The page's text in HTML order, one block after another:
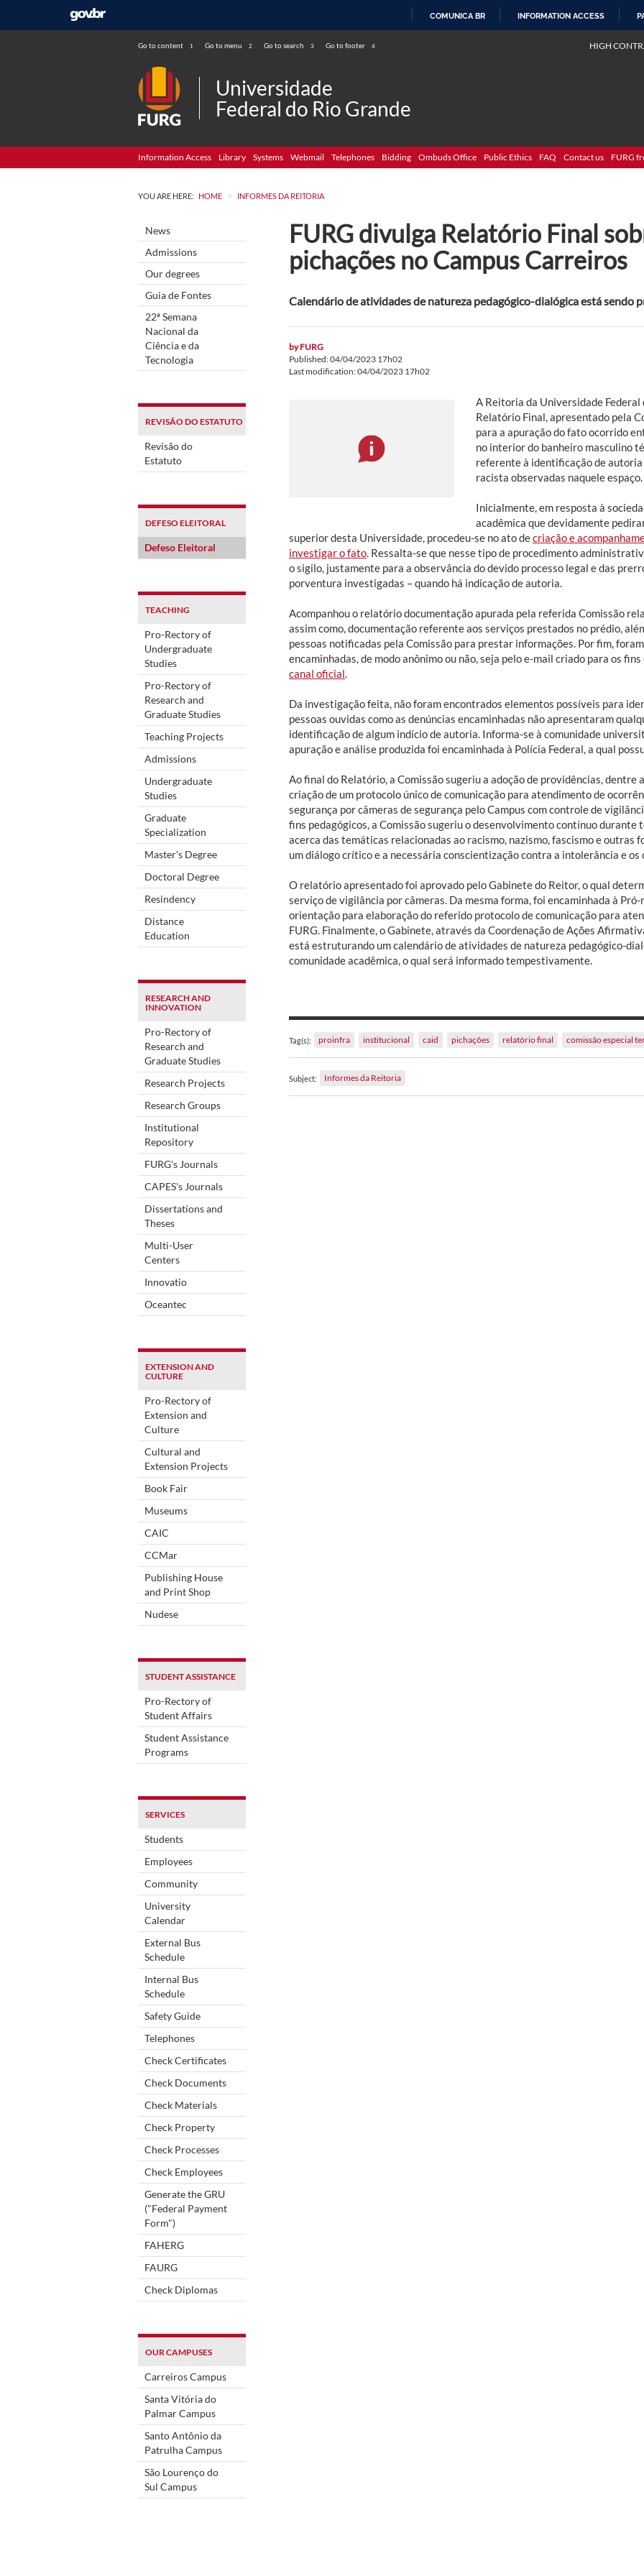
COMUNICA BR INFORMATION ACCESS
Go to content 1 Go to menu 2 Go to search 3 Go to footer 4 HIGH
Universidade
Federal do Rio Grande
Information Access Library Systems Webmail Telephones Bidding Ombuds Office Public Ethics FAQ Contact us FURG
YOU ARE HERE: HOME > INFORMES DA REITORIA
News
Admissions
Our degrees
Guia de Fontes
22ª Semana
Nacional da
Ciência e da
Tecnologia
REVISÃO DO ESTATUTO
Revisão do
Estatuto
DEFESO ELEITORAL
Defeso Eleitoral
TEACHING
Pro-Rectory of
Undergraduate
Studies
Pro-Rectory of
Research and
Graduate Studies
Teaching Projects
Admissions
Undergraduate
Studies
Graduate
Specialization
Master's Degree
Doctoral Degree
Resindency
Distance
Education
RESEARCH AND
INNOVATION
Pro-Rectory of
Research and
Graduate Studies
Research Projects
Research Groups
Institutional
Repository
FURG's Journals
CAPES's Journals
Dissertations and
Theses
Multi-User
Centers
Innovatio
Oceantec
EXTENSION AND
CULTURE
Pro-Rectory of
Extension and
Culture
Cultural and
Extension Projects
Book Fair
Museums
CAIC
CCMar
Publishing House
and Print Shop
Nudese
STUDENT ASSISTANCE
Pro-Rectory of
Student Affairs
Student Assistance
Programs
SERVICES
Students
Employees
Community
University
Calendar
External Bus
Schedule
Internal Bus
Schedule
Safety Guide
Telephones
Check Certificates
Check Documents
Check Materials
Check Property
Check Processes
Check Employees
Generate the GRU
("Federal Payment
Form")
FAHERG
FAURG
Check Diplomas
OUR CAMPUSES
Carreiros Campus
Santa Vitória do
Palmar Campus
Santo Antônio da
Patrulha Campus
São Lourenço do
Sul Campus
FURG divulga Relatório Final
pichações no Campus Carreiros
Calendário de atividades de natureza pedagógico-dialógica está sendo
byFURG
Published: 04/04/2023 17h02
Last modification: 04/04/2023 17h02
A Reitoria da Universidade Federal
Relatório Final, apresentado pela
para a apuração do fato ocorrido
no interior do banheiro masculino
referente à identificação de
racista observadas naquele espaço.
Inicialmente, em resposta à
acadêmica que devidamente
superior desta Universidade, procedeu-se no ato decriação e
investigar o fato . Ressalta-se que nesse tipo de procedimento
o sigilo, justamente para a observância do devido processo legal e das
porventura investigadas – quando há indicação de autoria.
Acompanhou o relatório documentação apurada pela referida Comissão
assim como, documentação referente aos serviços prestados no prédio,
pessoas notificadas pela Comissão para prestar informações. Por fim,
encaminhadas, de modo anônimo ou não, seja pelo e-mail criado para os
canal oficial
Da investigação feita, não foram encontrados elementos possíveis para
pessoas ouvidas como as denúncias encaminhadas não apresentaram
identificação de algum indício de autoria. Informa-se à comunidade
apuração e análise produzida foi encaminhada à Polícia Federal, a qual
Ao final do Relatório, a Comissão sugeriu a adoção de providências, dentre
criação de um protocolo único de comunicação para atendimento de
segurança por câmeras de segurança pelo Campus com controle de
fins pedagógicos, a Comissão sugeriu o desenvolvimento contínuo durante
acerca das temáticas relacionadas ao racismo, nazismo, fascismo e outras
um diálogo crítico e a necessária conscientização contra a intolerância e os
O relatório apresentado foi aprovado pelo Gabinete do Reitor, o qual
serviço de vigilância por câmeras. Da mesma forma, foi encaminhada à
orientação para elaboração do referido protocolo de comunicação para
FURG. Finalmente, o Gabinete, através da Coordenação de Ações
está estruturando um calendário de atividades de natureza pedagógico-
comunidade acadêmica, o qual será informado tempestivamente.
Tag(s): proinfra institucional caid pichações relatório final comissão especial
Subject: Informes da Reitoria